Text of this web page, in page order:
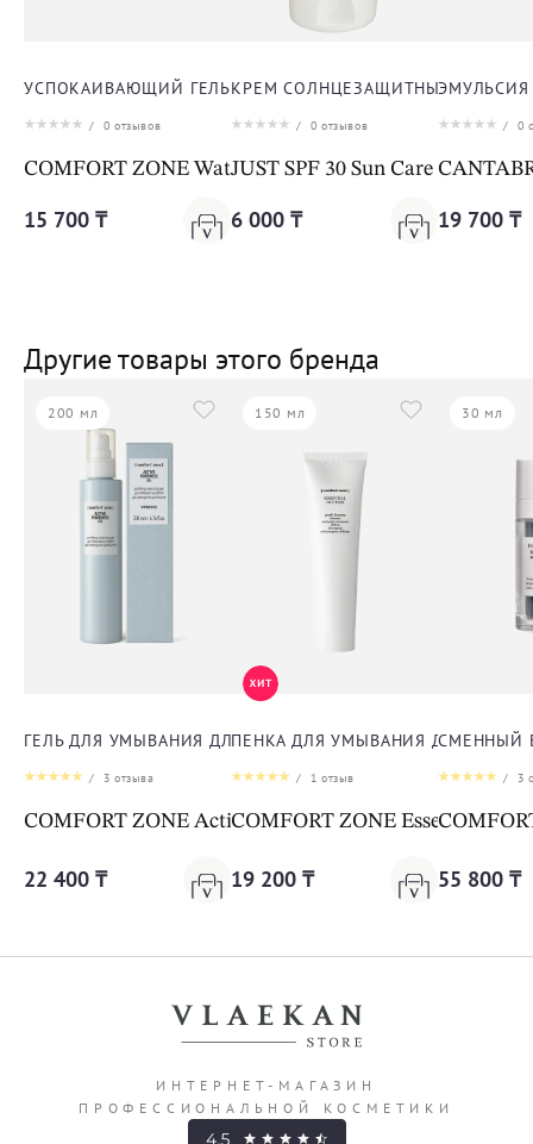
УСПОКАИВАЮЩИЙ ГЕЛЬ ДЛЯ ТЕЛА И ЛИЦА
/ 0 отзывов
COMFORT ZONE Water Soul Aftersun Aloe Gel
15 700 ₸
КРЕМ СОЛНЦЕЗАЩИТНЫЙ ДЛЯ
/ 0 отзывов
JUST SPF 30 Sun Care Cream
6 000 ₸
/ 0
19 700 ₸
Другие товары этого бренда
200 мл
ГЕЛЬ ДЛЯ УМЫВАНИЯ ДЛЯ ЛИЦА
/ 3 отзыва
COMFORT ZONE Active Pureness Gel
22 400 ₸
150 мл
ПЕНКА ДЛЯ УМЫВАНИЯ ДЛЯ ЛИЦА
/ 1 отзыв
COMFORT ZONE Essential Face
19 200 ₸
30 мл
СМЕННЫЙ
/ 3
55 800 ₸
ИНТЕРНЕТ-МАГАЗИН
ПРОФЕССИОНАЛЬНОЙ КОСМЕТИКИ